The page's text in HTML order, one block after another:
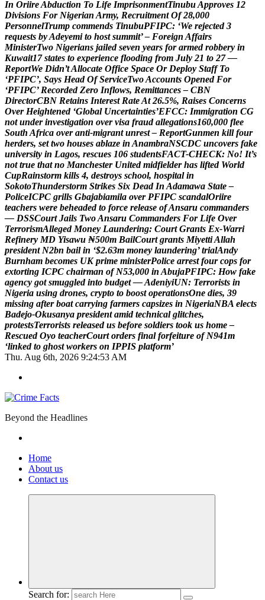
In OriireAbduction To Life ImprisonmentTinubuApproves 12
Divisions For Nigerian Army, Recruitment Of 28,000
PersonnelTrump commends TinubuPFIPC: ‘We rejected 3
requests byAdeyemi to host summit’ – Foreign Affairs
MinisterTwo Nigerians jailed seven years for armed robbery in
Kuwait17 states to experience flooding from July 21 to 27 —
ReportWe Didn’tAllocate Office Space Or Deploy Staff To
‘PFIPC’, Says Head Of ServiceTwoAccounts Opened For
‘PFIPC’ Recorded Zero Inflows, Remittances – CBN
DirectorCBN Retains Interest RateAt 26.5%, Raises Concerns
Over Heightened ‘Global Uncertainties’EFCC: Immigration CG
not under investigation over visa fraud allegations160,000 flee
South Africa over anti-migrant unrest – ReportGunmen kill four
herders, set two houses ablaze in AnambraNSCDC uncovers fake
university in Lagos, rescues 106 studentsFACT-CHECK: No! It’s
not true that no Manchester United midfielder has lifted World
CupRainstorm kills 4, destroys school, hospital in
SokotoThunderstorm Strikes Six Dead In Adamawa State –
PoliceICPC grills Gbajabiamila over PFIPC scandalOriire
teachers were beheaded to force release ofAnsaru commanders
— DSSCourt Jails TwoAnsaru Commanders For Life Over
TerrorismAlleged Money Laundering: Court Grants Ex-Warri
Refinery MD Yisawu ₦500m BailCourt grants MiyettiAllah
president N2bn bail in ‘$2.63m money laundering’ trialAndy
Burnham becomes UK prime ministerPolice arrest four cops for
extorting ICPC chairman of N53,000 in AbujaPFIPC: How fake
agency got smuggled into budget —AdeniyiUN: Terrorists in
Nigeria using drones, crypto to boost operationsOne dies, 39
missing after boat carrying farmers capsizes in NigeriaNBA elects
Badejo-Okusanya president amid technical glitches,
protestsTerrorists released us before soldiers took us home –
Rescued Oyo teacherCourt orders final forfeiture of N941m
‘linked to ghost workers on IPPIS platform’
Thu. Aug 6th, 2026 9:24:54 AM
Beyond the Headlines
Home
About us
Contact us
Search for: